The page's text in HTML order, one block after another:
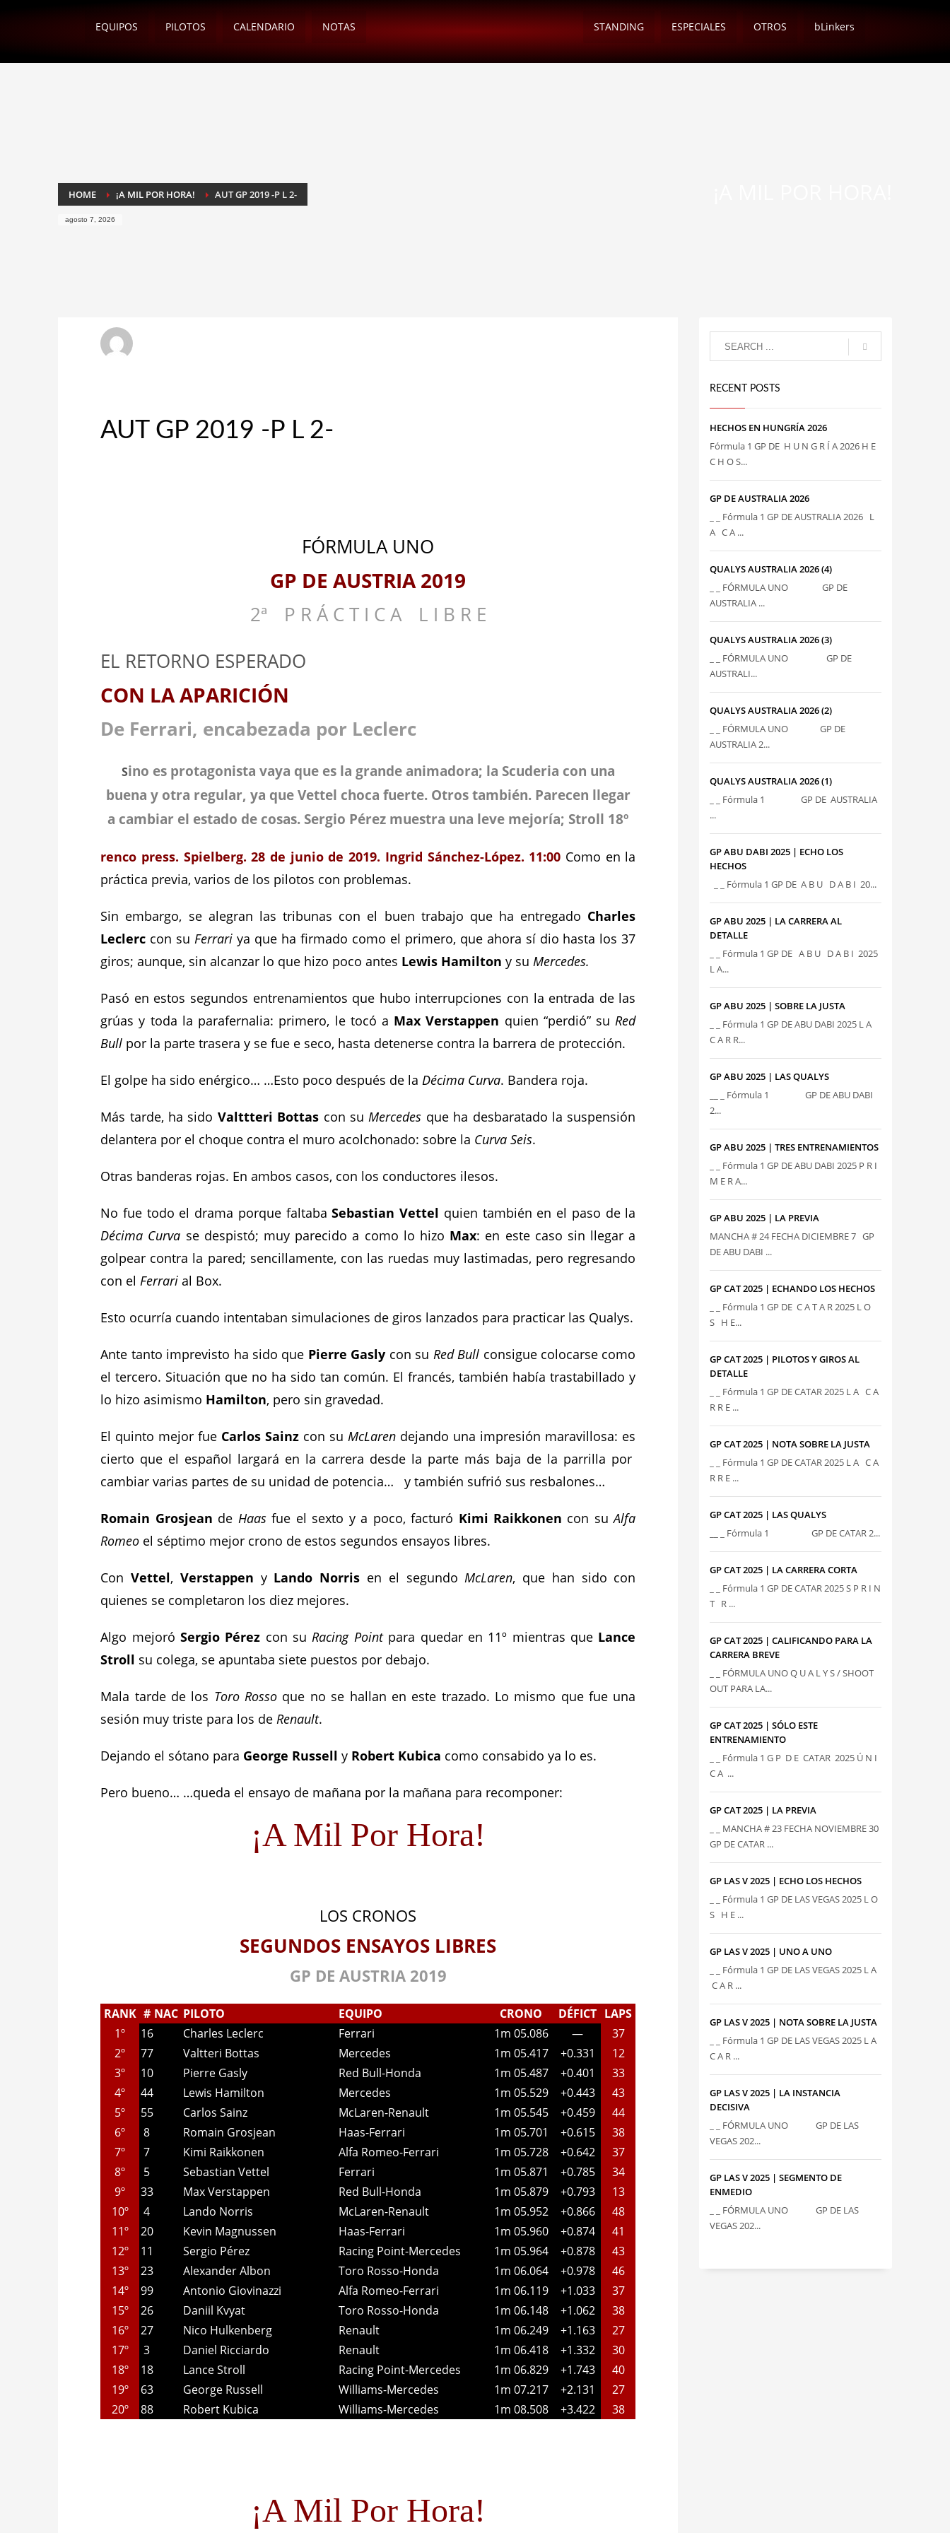
EQUIPOS PILOTOS CALENDARIO NOTAS STANDING ESPECIALES OTROS bLinkers
HOME ¡A MIL POR HORA! AUT GP 2019 -P L 2-
agosto 7, 2026
AUT GP 2019 -P L 2-
FÓRMULA UNO
GP DE AUSTRIA 2019
2ª P R Á C T I C A__ L I B R E
EL RETORNO ESPERADO
CON LA APARICIÓN
De Ferrari, encabezada por Leclerc
Sino es protagonista vaya que es la grande animadora; la Scuderia con una
buena y otra regular, ya que Vettel choca fuerte. Otros también. Parecen llegar
a cambiar el estado de cosas. Sergio Pérez muestra una leve mejoría; Stroll 18º
renco press. Spielberg. 28 de junio de 2019. Ingrid Sánchez-López. 11:00 Como en la
práctica previa, varios de los pilotos con problemas.
Sin embargo, se alegran las tribunas con el buen trabajo que ha entregado Charles
Leclerc con suFerrari ya que ha firmado como el primero, que ahora sí dio hasta los 37
giros; aunque, sin alcanzar lo que hizo poco antes Lewis Hamilton y suMercedes.
Pasó en estos segundos entrenamientos que hubo interrupciones con la entrada de las
grúas y toda la parafernalia: primero, le tocó a Max Verstappen quien “perdió” suRed
Bull por la parte trasera y se fue e seco, hasta detenerse contra la barrera de protección.
El golpe ha sido enérgico… …Esto poco después de laDécima Curva. Bandera roja.
Más tarde, ha sido Valttteri Bottas con suMercedes que ha desbaratado la suspensión
delantera por el choque contra el muro acolchonado: sobre la Curva Seis.
Otras banderas rojas. En ambos casos, con los conductores ilesos.
No fue todo el drama porque faltabaSebastian Vettel quien también en el paso de la
Décima Curva se despistó; muy parecido a como lo hizo Max: en este caso sin llegar a
golpear contra la pared; sencillamente, con las ruedas muy lastimadas, pero regresando
con elFerrari al Box.
Esto ocurría cuando intentaban simulaciones de giros lanzados para practicar las Qualys.
Ante tanto imprevisto ha sido que Pierre Gasly con su Red Bull consigue colocarse como
el tercero. Situación que no ha sido tan común. El francés, también había trastabillado y
lo hizo asimismo Hamilton, pero sin gravedad.
El quinto mejor fue Carlos Sainz con suMcLaren dejando una impresión maravillosa: es
cierto que el español largará en la carrera desde la parte más baja de la parrilla por
cambiar varias partes de su unidad de potencia… y también sufrió sus resbalones…
Romain Grosjean de Haasfue el sexto y a poco, facturó Kimi Raikkonen con suAlfa
Romeo el séptimo mejor crono de estos segundos ensayos libres.
Con Vettel, Verstappen y Lando Norris en el segundoMcLaren, que han sido con
quienes se completaron los diez mejores.
Algo mejoró Sergio Pérez con suRacing Pointpara quedar en 11º mientras que Lance
Stroll su colega, se apuntaba siete puestos por debajo.
Mala tarde de los Toro Rosso que no se hallan en este trazado. Lo mismo que fue una
sesión muy triste para los deRenault.
Dejando el sótano para George Russell y Robert Kubica como consabido ya lo es.
Pero bueno… …queda el ensayo de mañana por la mañana para recomponer:
¡A Mil Por Hora!
LOS CRONOS
SEGUNDOS ENSAYOS LIBRES
GP DE AUSTRIA 2019
RANK # NAC PILOTO EQUIPO CRONO DÉFICT LAPS
1º
16 Charles Leclerc Ferrari 1m 05.086 —
37
2º
77 Valtteri Bottas Mercedes 1m 05.417 +0.331
12
3º
10 Pierre Gasly Red Bull-Honda 1m 05.487 +0.401
33
4º
44 Lewis Hamilton Mercedes 1m 05.529 +0.443
43
5º
55 Carlos Sainz McLaren-Renault 1m 05.545 +0.459
44
6º
8 Romain Grosjean Haas-Ferrari 1m 05.701 +0.615
38
7º
7 Kimi Raikkonen Alfa Romeo-Ferrari 1m 05.728 +0.642
37
8º
5 Sebastian Vettel Ferrari 1m 05.871 +0.785
34
9º
33 Max Verstappen Red Bull-Honda 1m 05.879 +0.793
13
10º
4 Lando Norris McLaren-Renault 1m 05.952 +0.866
48
11º
20 Kevin Magnussen Haas-Ferrari 1m 05.960 +0.874
41
12º
11 Sergio Pérez Racing Point-Mercedes 1m 05.964 +0.878
43
13º
23 Alexander Albon Toro Rosso-Honda 1m 06.064 +0.978
46
14º
99 Antonio Giovinazzi Alfa Romeo-Ferrari 1m 06.119 +1.033
37
15º
26 Daniil Kvyat Toro Rosso-Honda 1m 06.148 +1.062
38
16º
27 Nico Hulkenberg Renault 1m 06.249 +1.163
27
17º
3 Daniel Ricciardo Renault 1m 06.418 +1.332
30
18º
18 Lance Stroll Racing Point-Mercedes 1m 06.829 +1.743
40
19º
63 George Russell Williams-Mercedes 1m 07.217 +2.131
27
20º
88 Robert Kubica Williams-Mercedes 1m 08.508 +3.422 38
¡A Mil Por Hora!
RECENT POSTS
HECHOS EN HUNGRÍA 2026
Fórmula 1 GP DE H U N G R Í A 2026 H E
C H O S...
GP DE AUSTRALIA 2026
_ _ Fórmula 1 GP DE AUSTRALIA 2026 L
A C A ...
QUALYS AUSTRALIA 2026 (4)
_ _ FÓRMULA UNO GP DE
AUSTRALIA ...
QUALYS AUSTRALIA 2026 (3)
_ _ FÓRMULA UNO GP DE
AUSTRALI...
QUALYS AUSTRALIA 2026 (2)
_ _ FÓRMULA UNO GP DE
AUSTRALIA 2...
QUALYS AUSTRALIA 2026 (1)
_ _ Fórmula 1 GP DE AUSTRALIA
...
GP ABU DABI 2025 | ECHO LOS
HECHOS
_ _ Fórmula 1 GP DE A B U D A B I 20...
GP ABU 2025 | LA CARRERA AL
DETALLE
_ _ Fórmula 1 GP DE A B U D A B I 2025
L A...
GP ABU 2025 | SOBRE LA JUSTA
_ _ Fórmula 1 GP DE ABU DABI 2025 L A
C A R R...
GP ABU 2025 | LAS QUALYS
__ _ Fórmula 1 GP DE ABU DABI
2...
GP ABU 2025 | TRES ENTRENAMIENTOS
_ _ Fórmula 1 GP DE ABU DABI 2025 P R I
M E R A...
GP ABU 2025 | LA PREVIA
MANCHA # 24 FECHA DICIEMBRE 7 GP
DE ABU DABI ...
GP CAT 2025 | ECHANDO LOS HECHOS
_ _ Fórmula 1 GP DE C A T A R 2025 L O
S H E...
GP CAT 2025 | PILOTOS Y GIROS AL
DETALLE
_ _ Fórmula 1 GP DE CATAR 2025 L A C A
R R E ...
GP CAT 2025 | NOTA SOBRE LA JUSTA
_ _ Fórmula 1 GP DE CATAR 2025 L A C A
R R E ...
GP CAT 2025 | LAS QUALYS
__ _ Fórmula 1 GP DE CATAR 2...
GP CAT 2025 | LA CARRERA CORTA
_ _ Fórmula 1 GP DE CATAR 2025 S P R I N
T R ...
GP CAT 2025 | CALIFICANDO PARA LA
CARRERA BREVE
_ _ FÓRMULA UNO Q U A L Y S / SHOOT
OUT PARA LA...
GP CAT 2025 | SÓLO ESTE
ENTRENAMIENTO
_ _ Fórmula 1 G P D E CATAR 2025 Ú N I
C A ...
GP CAT 2025 | LA PREVIA
_ _ MANCHA # 23 FECHA NOVIEMBRE 30
GP DE CATAR ...
GP LAS V 2025 | ECHO LOS HECHOS
_ _ Fórmula 1 GP DE LAS VEGAS 2025 L O
S H E ...
GP LAS V 2025 | UNO A UNO
_ _ Fórmula 1 GP DE LAS VEGAS 2025 L A
C A R ...
GP LAS V 2025 | NOTA SOBRE LA JUSTA
_ _ Fórmula 1 GP DE LAS VEGAS 2025 L A
C A R ...
GP LAS V 2025 | LA INSTANCIA
DECISIVA
_ _ FÓRMULA UNO GP DE LAS
VEGAS 202...
GP LAS V 2025 | SEGMENTO DE
ENMEDIO
_ _ FÓRMULA UNO GP DE LAS
VEGAS 202...